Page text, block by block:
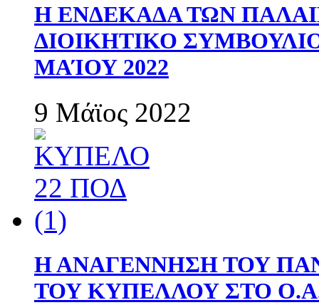
Η ΕΝΔΕΚΑΔΑ ΤΩΝ
ΔΙΟΙΚΗΤΙΚΟ
ΜΑΊΟΥ 2022
9 Μάϊος 2022
Η ΑΝΑΓΕΝΝΗΣΗ ΤΟΥ
ΤΟΥ ΚΥΠΕΛΛΟΥ ΣΤΟ